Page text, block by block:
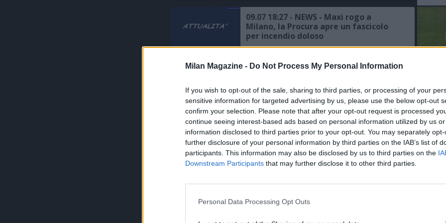
Milan Magazine - Do Not Process My Personal Information
If you wish to opt-out of the sale, sharing to third parties, or processing of your
sensitive information for targeted advertising by us, please use the below opt-out
confirm your selection. Please note that after your opt-out request is processed
continue seeing interest-based ads based on personal information utilized by us
information disclosed to third parties prior to your opt-out. You may separately
further disclosure of your personal information by third parties on the IAB’s list of
participants. This information may also be disclosed by us to third parties on the
Downstream Participants that may further disclose it to other third parties.
Personal Data Processing Opt Outs
09.07 18:27 - NEWS - Maxi rogo a
Milano, la Procura apre un fascicolo
per incendio doloso
09.07 18:08 - NEWS - Processo agli
hater della senatrice Liliana Segre, a
08.07 22:19 - NEWS - Milano, vasto
incendio tra i quartieri Bovisa e
Dergano: alte colonne di fumo
06.07 12:32 - LOTTO - Pioggia di
vincite al Nord, premi a Parma,
23.06 17:07 - NEWS - Milano, agente
del